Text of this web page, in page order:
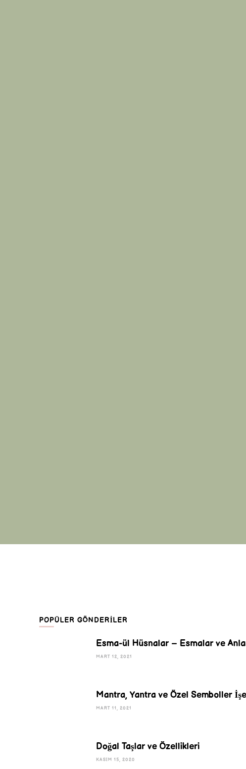
POPÜLER GÖNDERILER
Esma-ül Hüsnalar – Esmalar ve
MART 12, 2021
Mantra, Yantra ve Özel Semboller
MART 11, 2021
Doğal Taşlar ve Özellikleri
KASIM 15, 2020